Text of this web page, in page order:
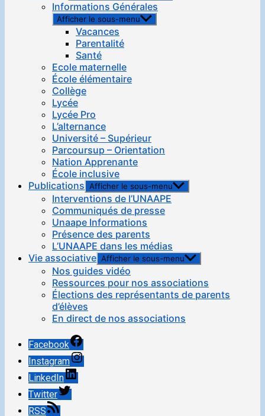
Informations Générales
Afficher le sous-menu
Vacances
Parentalité
Santé
Ecole maternelle
École élémentaire
Collège
Lycée
Lycée Pro
L’alternance
Université – Supérieur
Parcoursup – Orientation
Nation Apprenante
École inclusive
Publications Afficher le sous-menu
Interventions de l’UNAAPE
Communiqués de presse
Unaape Informations
Présence des parents
L’UNAAPE dans les médias
Vie associative Afficher le sous-menu
Nos guides vidéo
Ressources pour nos associations
Élections des représentants de parents
d’élèves
En direct de nos associations
Facebook
Instagram
LinkedIn
Twitter
RSS